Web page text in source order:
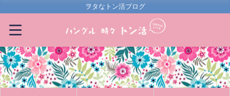
ヲタなトン活ブログ